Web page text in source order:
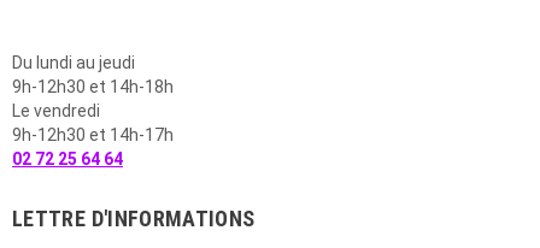
Du lundi au jeudi
9h-12h30 et 14h-18h
Le vendredi
9h-12h30 et 14h-17h
02 72 25 64 64
LETTRE D'INFORMATIONS